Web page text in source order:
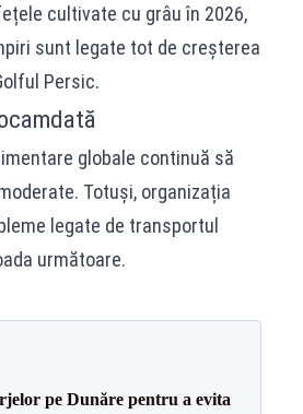
cultivate cu grâu în 2026,
sunt legate tot de creșterea
Persic.
globale continuă să
Totuși, organizația
legate de transportul
următoare.
pe Dunăre pentru a evita